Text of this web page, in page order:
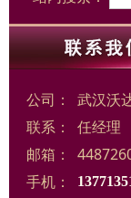
公司：
武汉沃
联系：
任经理
邮箱：
手机：